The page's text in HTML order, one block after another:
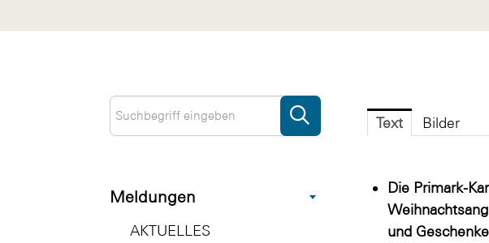
Meldungen
AKTUELLES
Text Bilder
Die Primark-
und